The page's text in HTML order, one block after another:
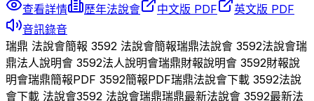
查看詳情
歷年法說會 中文版 PDF
英文版 PDF
音訊錄音
瑞鼎 法說會簡報 3592 法說會簡報瑞鼎法說會 3592法說會瑞
鼎法人說明會 3592法人說明會瑞鼎財報說明會 3592財報說
明會瑞鼎簡報PDF 3592簡報PDF瑞鼎法說會下載 3592法說
會下載 法說會3592 法說會瑞鼎瑞鼎最新法說會 3592最新法